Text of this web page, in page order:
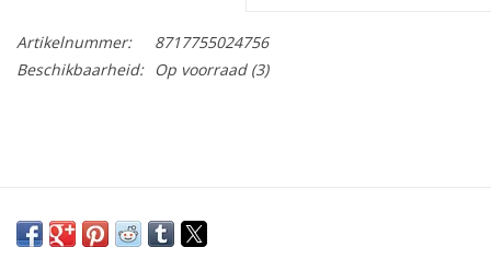
Koken
Mepal
Artikelnummer:
8717755024756
Beschikbaarheid:
Op voorraad(3)